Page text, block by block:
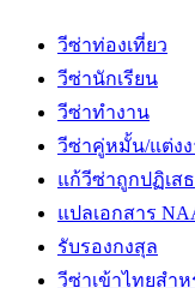
วีซ่าท่องเที่ยว
วีซ่านักเรียน
วีซ่าทำงาน
วีซ่าคู่หมั้น/แต่ง
แก้วีซ่าถูกปฏิเสธ
แปลเอกสาร
รับรองกงสุล
วีซ่าเข้าไทยสำ